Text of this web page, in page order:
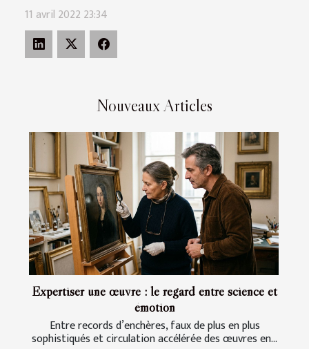
Nouveaux Articles
Expertiser une œuvre : le regard entre science et
émotion
Entre records d’enchères, faux de plus en plus
sophistiqués et circulation accélérée des œuvres en...
11 avril 2022 23:34